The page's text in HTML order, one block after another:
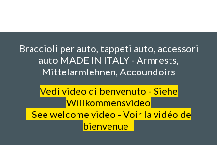
Braccioli per auto, tappeti auto, accessori
auto MADE IN ITALY - Armrests,
Mittelarmlehnen, Accoundoirs
Vedi video di benvenuto - Siehe
Willkommensvideo
See welcome video - Voir la vidéo de
bienvenue